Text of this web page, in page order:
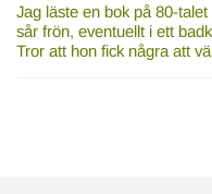
Jag läste en bok på 80-
sår frön, eventuellt i ett
Tror att hon fick några att